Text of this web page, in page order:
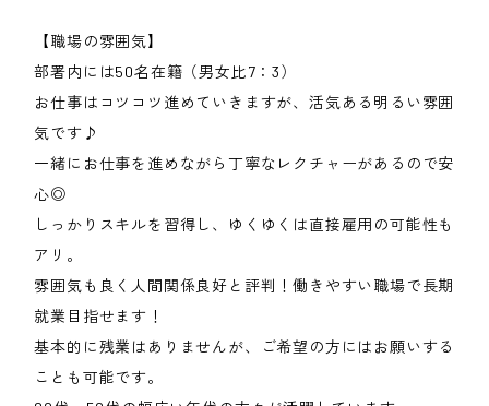
【職場の雰囲気】
部署内には50名在籍（男女比7：3）
お仕事はコツコツ進めていきますが、活気ある明るい雰囲
気です♪
一緒にお仕事を進めながら丁寧なレクチャーがあるので安
心◎
しっかりスキルを習得し、ゆくゆくは直接雇用の可能性も
アリ。
雰囲気も良く人間関係良好と評判！働きやすい職場で長期
就業目指せます！
基本的に残業はありませんが、ご希望の方にはお願いする
ことも可能です。